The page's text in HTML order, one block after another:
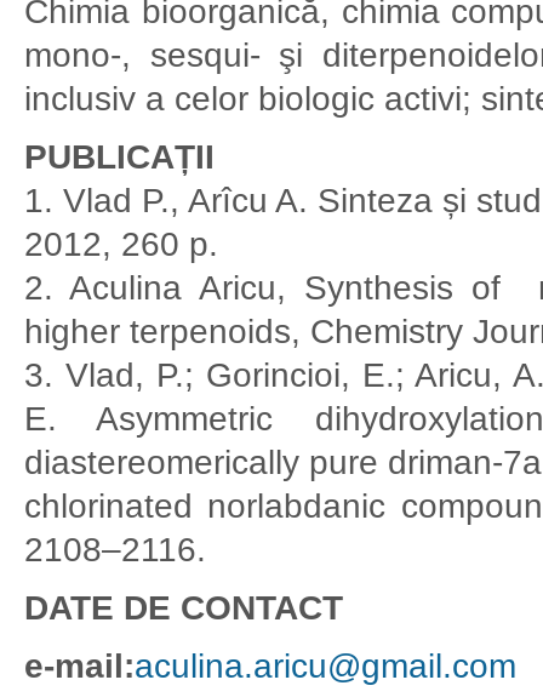
Chimia bioorganică, chimia
mono-, sesqui- şi
inclusiv a celor biologic activi;
PUBLICAȚII
1. Vlad P., Arîcu A. Sinteza și
2012, 260 p.
2. Aculina Aricu, Synthesis of
higher terpenoids, Chemistry
3. Vlad, P.; Gorincioi, E.; Aricu,
E. Asymmetric
diastereomerically pure driman-
chlorinated norlabdanic
2108–2116.
DATE DE CONTACT
e-mail:aculina.aricu@gmail.com